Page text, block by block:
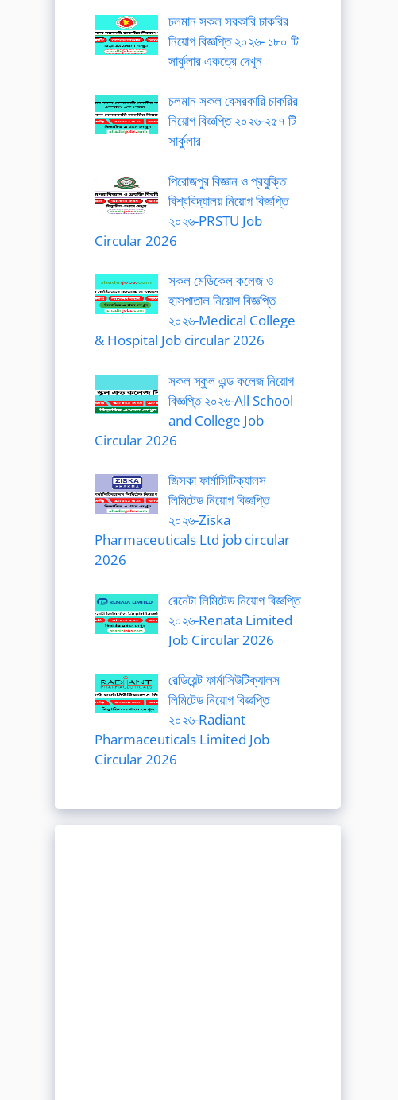
চলমান সকল সরকারি চাকরির
নিয়োগ বিজ্ঞপ্তি ২০২৬- ১৮০ টি
সার্কুলার একত্রে দেখুন
চলমান সকল বেসরকারি চাকরির
নিয়োগ বিজ্ঞপ্তি ২০২৬-২৫৭ টি
সার্কুলার
পিরোজপুর বিজ্ঞান ও প্রযুক্তি
বিশ্ববিদ্যালয় নিয়োগ বিজ্ঞপ্তি
২০২৬-PRSTU Job
Circular 2026
সকল মেডিকেল কলেজ ও
হাসপাতাল নিয়োগ বিজ্ঞপ্তি
২০২৬-Medical College
& Hospital Job circular 2026
সকল স্কুল এন্ড কলেজ নিয়োগ
বিজ্ঞপ্তি ২০২৬-All School
and College Job
Circular 2026
জিসকা ফার্মাসিটিক্যালস
লিমিটেড নিয়োগ বিজ্ঞপ্তি
২০২৬-Ziska
Pharmaceuticals Ltd job circular
2026
রেনেটা লিমিটেড নিয়োগ বিজ্ঞপ্তি
২০২৬-Renata Limited
Job Circular 2026
রেডিয়েন্ট ফার্মাসিউটিক্যালস
লিমিটেড নিয়োগ বিজ্ঞপ্তি
২০২৬-Radiant
Pharmaceuticals Limited Job
Circular 2026